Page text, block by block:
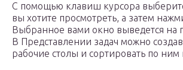
С помощью клавиш курсора
вы хотите просмотреть, а затем
Выбранное вами окно выведется на
В Представлении задач можно
рабочие столы и сортировать по